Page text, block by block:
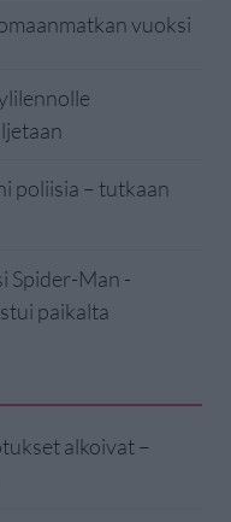
vuoksi
poliisia – tutkaan
Spider-Man -
paikalta
alkoivat –